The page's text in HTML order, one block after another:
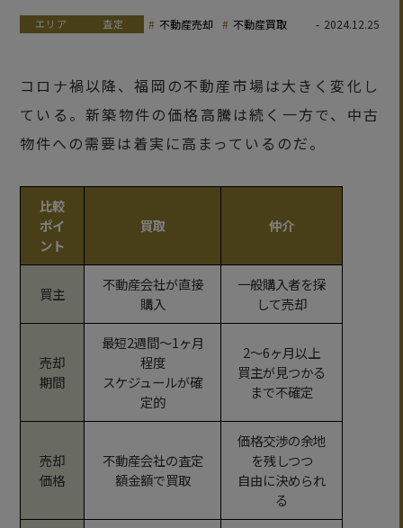
エリア 査定 不動産売却 不動産買取 2024.12.25
コロナ禍以降、福岡の不動産市場は大きく変化し
ている。新築物件の価格高騰は続く一方で、中古
物件への需要は着実に高まっているのだ。
比較
ポイ
ント
買取 仲介
買主
不動産会社が直接
購入
一般購入者を探
して売却
売却
期間
最短2週間～1ヶ月
程度
スケジュールが確
定的
2～6ヶ月以上
買主が見つかる
まで不確定
売却
価格
不動産会社の査定
額金額で買取
価格交渉の余地
を残しつつ
自由に決められ
る